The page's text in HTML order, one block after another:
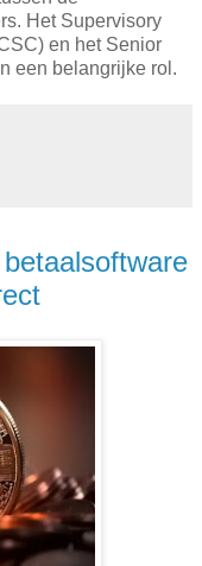
Het Supervisory
en het Senior
een belangrijke rol.